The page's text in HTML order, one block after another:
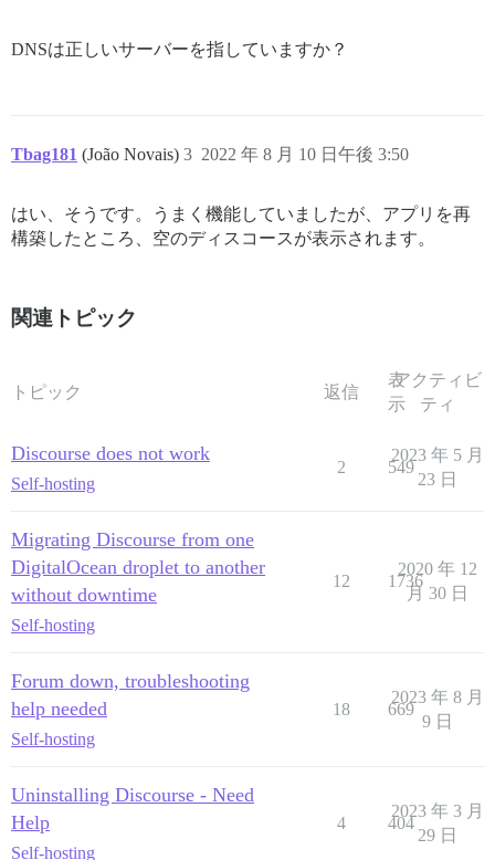
DNSは正しいサーバーを指していますか？
Tbag181 (João Novais) 2022 年 8 月 10 日午後 3:50
3
はい、そうです。うまく機能していましたが、アプリを再
構築したところ、空のディスコースが表示されます。
関連トピック
トピック 返信
表
示
アクティビ
ティ
Discourse does not work
Self-hosting
2 549
2023 年 5 月
23 日
Migrating Discourse from one
DigitalOcean droplet to another
without downtime
Self-hosting
12 1736
2020 年 12
月 30 日
Forum down, troubleshooting
help needed
Self-hosting
18 669
2023 年 8 月
9 日
Uninstalling Discourse - Need
Help
Self-hosting
4 404
2023 年 3 月
29 日